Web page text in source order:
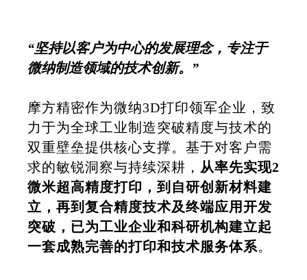
“坚持以客户为中心的发展理念，专注于
微纳制造领域的技术创新。”
摩方精密作为微纳3D打印领军企业，致
力于为全球工业制造突破精度与技术的
双重壁垒提供核心支撑。基于对客户需
求的敏锐洞察与持续深耕， 从率先实现2
微米超高精度打印，到自研创新材料建
立，再到复合精度技术及终端应用开发
突破，已为工业企业和科研机构建立起
一套成熟完善的打印和技术服务体系。